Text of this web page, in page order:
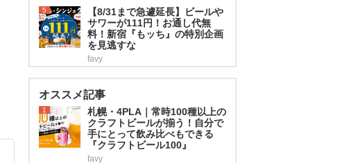
5
【8/31まで急遽延長】ビールや
サワーが111円！お通し代無
料！新宿『もッち』の特別企画
を見逃すな
favy
オススメ記事
1
札幌・4PLA｜常時100種以上の
クラフトビールが揃う！自分で
手にとって飲み比べもできる
『クラフトビール100』
favy